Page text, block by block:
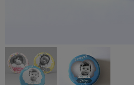
Cadeaux
Maîtresses